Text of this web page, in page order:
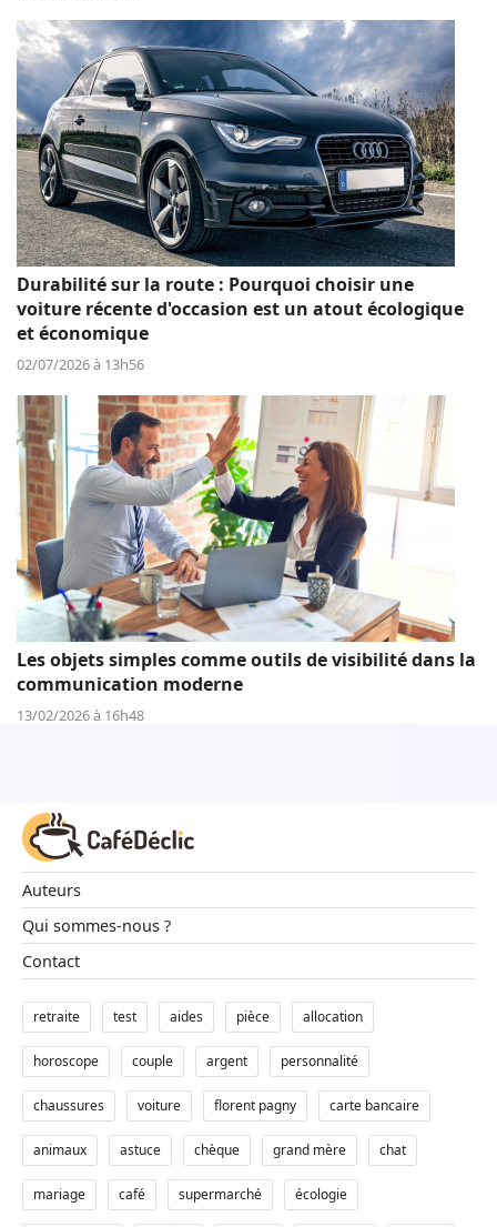
Durabilité sur la route : Pourquoi choisir une
voiture récente d'occasion est un atout écologique
et économique
02/07/2026 à 13h56
Les objets simples comme outils de visibilité dans la
communication moderne
13/02/2026 à 16h48
Auteurs
Qui sommes-nous ?
Contact
retraite test aides pièce allocation
horoscope couple argent personnalité
chaussures voiture florent pagny carte bancaire
animaux astuce chèque grand mère chat
mariage café supermarché écologie